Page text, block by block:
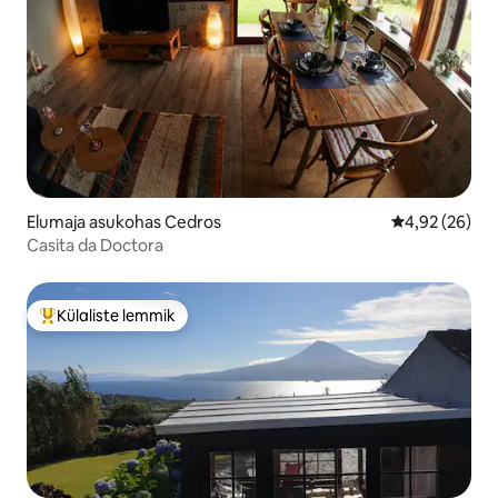
Elumaja asukohas Cedros Keskmine
4,92 (26)
Casita da Doctora
Külaliste suur lemmik
Külaliste lemmik